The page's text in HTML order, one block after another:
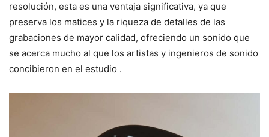
resolución, esta es una ventaja significativa, ya que
preserva los matices y la riqueza de detalles de las
grabaciones de mayor calidad, ofreciendo un sonido que
se acerca mucho al que los artistas y ingenieros de sonido
concibieron en el estudio .